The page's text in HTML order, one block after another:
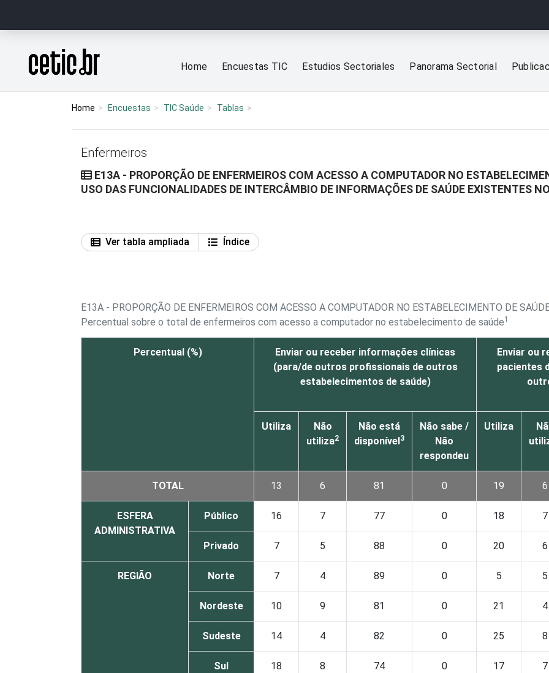
Página inicial
Home Encuestas TIC Estudios Sectoriales Panorama Sectorial
Home Encuestas TIC Saúde Tablas
Enfermeiros
E13A - PROPORÇÃO DE ENFERMEIROS COM ACESSO A COMPUTADOR NO
USO DAS FUNCIONALIDADES DE INTERCÂMBIO DE INFORMAÇÕES DE SAÚDE EXISTENTES
Ver tabla ampliada
Índice
E13A - PROPORÇÃO DE ENFERMEIROS COM ACESSO A COMPUTADOR NO ESTABELECIMENTO DE
Percentual sobre o total de enfermeiros com acesso a computador no estabelecimento de saúde1
Percentual (%)
Enviar ou receber informações clínicas
(para/de outros profissionais de outros
estabelecimentos de saúde)
Enviar ou
pacientes
Utiliza
Não
utiliza2
Não está
disponível 3
Não sabe /
Não
respondeu
Utiliza
TOTAL 13 6 81 0 19 6
ESFERA
ADMINISTRATIVA
Público 16 7 77 0 18 7
Privado 7 5 88 0 20 6
REGIÃO Norte 7 4 89 0 5 5
Nordeste 10 9 81 0 21 4
Sudeste 14 4 82 0 25 8
Sul 18 8 74 0 17 7